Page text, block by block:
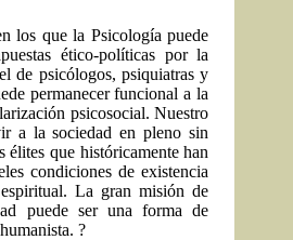
los que la Psicología puede
ético-políticas por la
de psicólogos, psiquiatras y
permanecer funcional a la
psicosocial. Nuestro
a la sociedad en pleno sin
élites que históricamente han
condiciones de existencia
La gran misión de
puede ser una forma de
?